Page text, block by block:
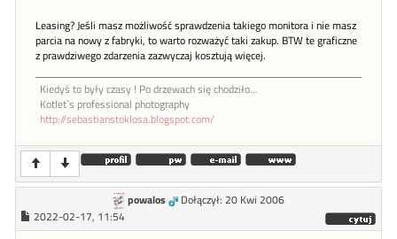
Leasing? Jeśli masz możliwość sprawdzenia takiego monitora i nie masz
parcia na nowy z fabryki, to warto rozważyć taki zakup. BTW te graficzne
z prawdziwego zdarzenia zazwyczaj kosztują więcej.
Kiedyś to były czasy ! Po drzewach się chodziło...
Kotlet`s professional photography
http://sebastianstoklosa.blogspot.com/
powalos
Dołączył: 20 Kwi 2006
2022-02-17, 11:54